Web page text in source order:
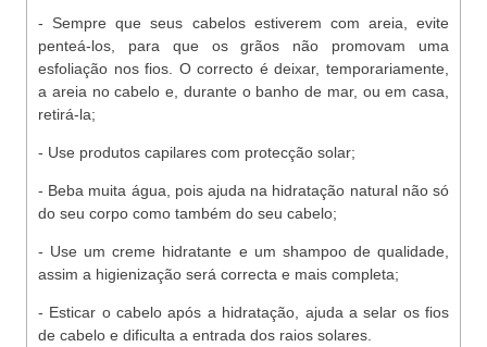
- Sempre que seus cabelos estiverem com areia, evite
penteá-los, para que os grãos não promovam uma
esfoliação nos fios. O correcto é deixar, temporariamente,
a areia no cabelo e, durante o banho de mar, ou em casa,
retirá-la;
- Use produtos capilares com protecção solar;
- Beba muita água, pois ajuda na hidratação natural não só
do seu corpo como também do seu cabelo;
- Use um creme hidratante e um shampoo de qualidade,
assim a higienização será correcta e mais completa;
- Esticar o cabelo após a hidratação, ajuda a selar os fios
de cabelo e dificulta a entrada dos raios solares.